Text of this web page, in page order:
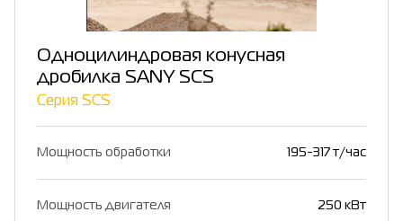
Одноцилиндровая конусная
дробилка SANY SCS
Серия SCS
Мощность обработки 195-317 т/час
Мощность двигателя 250 кВт